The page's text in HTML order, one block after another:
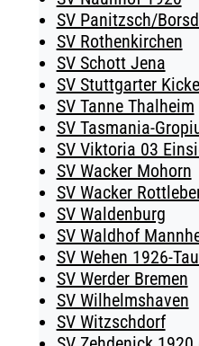
SV Panitzsch/​
SV Rothenkirchen
SV Schott Jena
SV Stuttgarter
SV Tanne Thalheim
SV Tasmania-
SV Viktoria 03
SV Wacker Mohorn
SV Wacker
SV Waldenburg
SV Waldhof
SV Wehen 1926-
SV Werder Bremen
SV Wilhelmshaven
SV Witzschdorf